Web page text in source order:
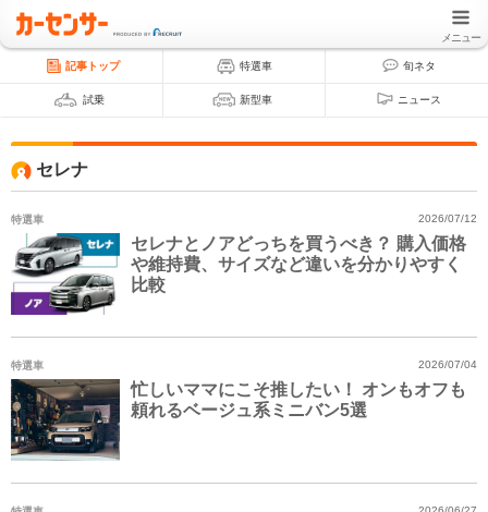
メニュー
記事トップ 特選車 旬ネタ
試乗 新型車 ニュース
セレナ
特選車 2026/07/12
セレナとノアどっちを買うべき？ 購入価格
や維持費、サイズなど違いを分かりやすく
比較
特選車 2026/07/04
忙しいママにこそ推したい！ オンもオフも
頼れるベージュ系ミニバン5選